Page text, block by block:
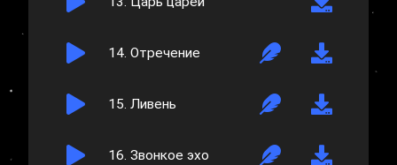
14. Отречение
15. Ливень
16. Звонкое эхо